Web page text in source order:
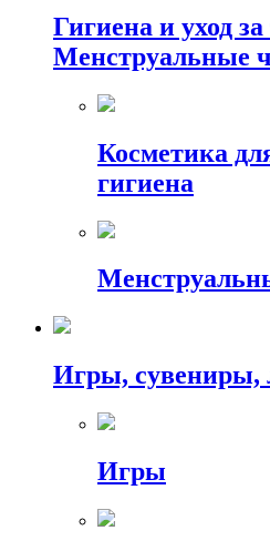
Гигиена и уход
Менструальные
Косметика
гигиена
Игры, сувениры,
Игры